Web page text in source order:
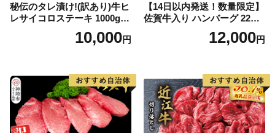
秘伝のタレ漬け!(訳あり)牛ヒ
レサイコロステーキ 1000g
10,000円
【14日以内発送！数量限定】
佐賀牛入り ハンバーグ 22個
2.6kg(120g×22個)【佐賀牛
黒毛和牛 ブランド牛 九州 ハ
気】(H083106)
12,000円